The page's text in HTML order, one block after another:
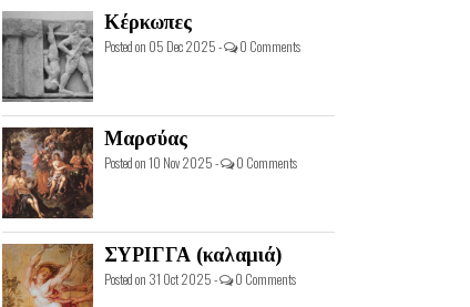
Κέρκωπες
Posted on 05 Dec 2025 - 0 Comments
Μαρσύας
Posted on 10 Nov 2025 - 0 Comments
ΣΥΡΙΓΓΑ (καλαμιά)
Posted on 31 Oct 2025 - 0 Comments